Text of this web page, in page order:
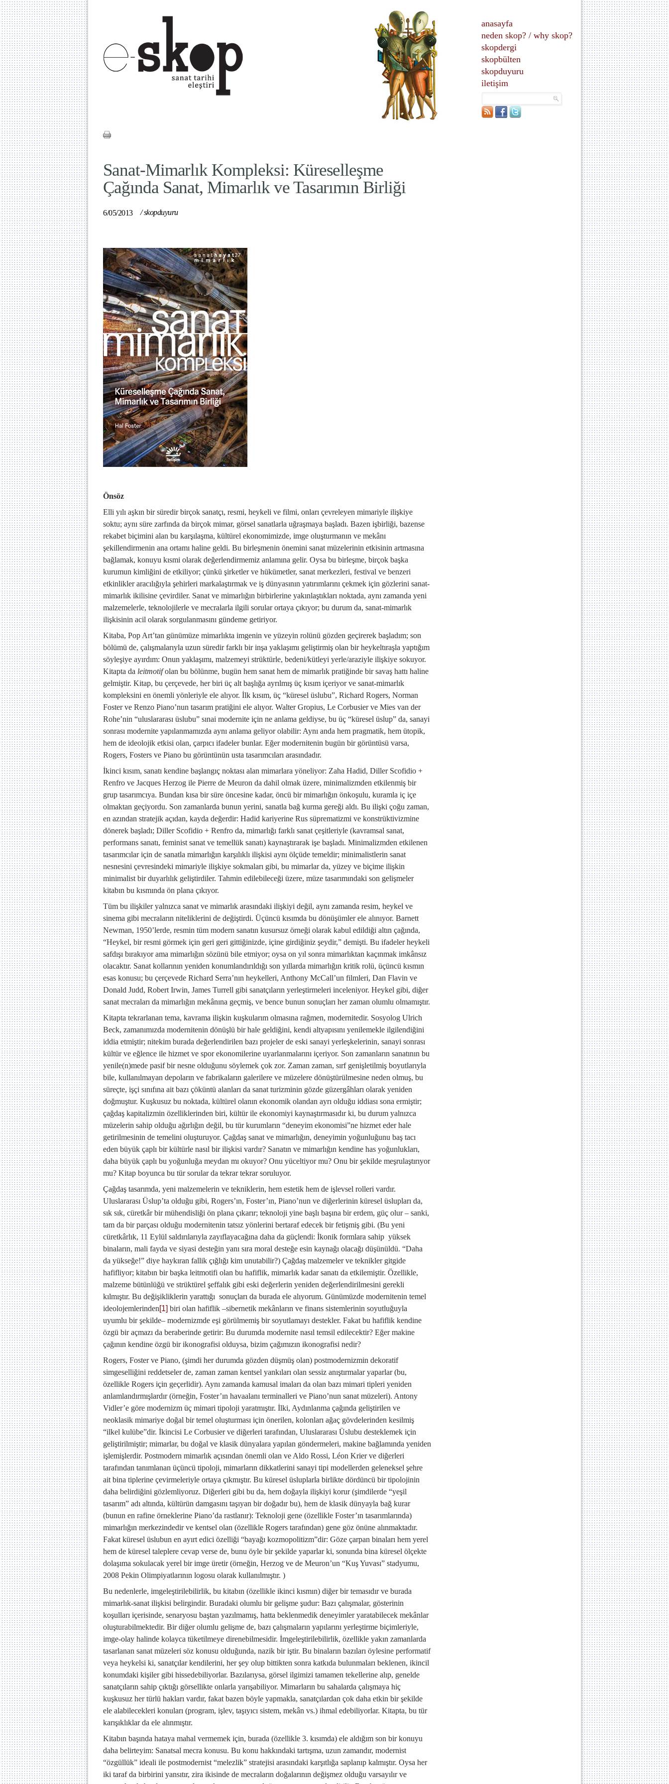
anasayfa
neden skop? / why skop?
skopdergi
skopbülten
skopduyuru
iletişim
Sanat-Mimarlık Kompleksi: Küreselleşme
Çağında Sanat, Mimarlık ve Tasarımın Birliği
6/05/2013 /skopduyuru
Önsöz
Elli yılı aşkın bir süredir birçok sanatçı, resmi, heykeli ve filmi, onları çevreleyen mimariyle ilişkiye
soktu; aynı süre zarfında da birçok mimar, görsel sanatlarla uğraşmaya başladı. Bazen işbirliği, bazense
rekabet biçimini alan bu karşılaşma, kültürel ekonomimizde, imge oluşturmanın ve mekânı
şekillendirmenin ana ortamı haline geldi. Bu birleşmenin önemini sanat müzelerinin etkisinin artmasına
bağlamak, konuyu kısmi olarak değerlendirmemiz anlamına gelir. Oysa bu birleşme, birçok başka
kurumun kimliğini de etkiliyor; çünkü şirketler ve hükümetler, sanat merkezleri, festival ve benzeri
etkinlikler aracılığıyla şehirleri markalaştırmak ve iş dünyasının yatırımlarını çekmek için gözlerini sanat-
mimarlık ikilisine çevirdiler. Sanat ve mimarlığın birbirlerine yakınlaştıkları noktada, aynı zamanda yeni
malzemelerle, teknolojilerle ve mecralarla ilgili sorular ortaya çıkıyor; bu durum da, sanat-mimarlık
ilişkisinin acil olarak sorgulanmasını gündeme getiriyor.
Kitaba, Pop Art’tan günümüze mimarlıkta imgenin ve yüzeyin rolünü gözden geçirerek başladım; son
bölümü de, çalışmalarıyla uzun süredir farklı bir inşa yaklaşımı geliştirmiş olan bir heykeltıraşla yaptığım
söyleşiye ayırdım: Onun yaklaşımı, malzemeyi strüktürle, bedeni/kütleyi yerle/araziyle ilişkiye sokuyor.
Kitapta da leitmotifolan bu bölünme, bugün hem sanat hem de mimarlık pratiğinde bir savaş hattı haline
gelmiştir. Kitap, bu çerçevede, her biri üç alt başlığa ayrılmış üç kısım içeriyor ve sanat-mimarlık
kompleksini en önemli yönleriyle ele alıyor. İlk kısım, üç “küresel üslubu”, Richard Rogers, Norman
Foster ve Renzo Piano’nun tasarım pratiğini ele alıyor. Walter Gropius, Le Corbusier ve Mies van der
Rohe’nin “uluslararası üslubu” sınai modernite için ne anlama geldiyse, bu üç “küresel üslup” da, sanayi
sonrası modernite yapılanmamızda aynı anlama geliyor olabilir: Aynı anda hem pragmatik, hem ütopik,
hem de ideolojik etkisi olan, çarpıcı ifadeler bunlar. Eğer modernitenin bugün bir görüntüsü varsa,
Rogers, Fosters ve Piano bu görüntünün usta tasarımcıları arasındadır.
İkinci kısım, sanatı kendine başlangıç noktası alan mimarlara yöneliyor: Zaha Hadid, Diller Scofidio +
Renfro ve Jacques Herzog ile Pierre de Meuron da dahil olmak üzere, minimalizmden etkilenmiş bir
grup tasarımcıya. Bundan kısa bir süre öncesine kadar, öncü bir mimarlığın önkoşulu, kuramla iç içe
olmaktan geçiyordu. Son zamanlarda bunun yerini, sanatla bağ kurma gereği aldı. Bu ilişki çoğu zaman,
en azından stratejik açıdan, kayda değerdir: Hadid kariyerine Rus süprematizmi ve konstrüktivizmine
dönerek başladı; Diller Scofidio + Renfro da, mimarlığı farklı sanat çeşitleriyle (kavramsal sanat,
performans sanatı, feminist sanat ve temellük sanatı) kaynaştırarak işe başladı. Minimalizmden etkilenen
tasarımcılar için de sanatla mimarlığın karşılıklı ilişkisi aynı ölçüde temeldir; minimalistlerin sanat
nesnesini çevresindeki mimariyle ilişkiye sokmaları gibi, bu mimarlar da, yüzey ve biçime ilişkin
minimalist bir duyarlılık geliştirdiler. Tahmin edilebileceği üzere, müze tasarımındaki son gelişmeler
kitabın bu kısmında ön plana çıkıyor.
Tüm bu ilişkiler yalnızca sanat ve mimarlık arasındaki ilişkiyi değil, aynı zamanda resim, heykel ve
sinema gibi mecraların niteliklerini de değiştirdi. Üçüncü kısımda bu dönüşümler ele alınıyor. Barnett
Newman, 1950’lerde, resmin tüm modern sanatın kusursuz örneği olarak kabul edildiği altın çağında,
“Heykel, bir resmi görmek için geri geri gittiğinizde, içine girdiğiniz şeydir,” demişti. Bu ifadeler heykeli
safdışı bırakıyor ama mimarlığın sözünü bile etmiyor; oysa on yıl sonra mimarlıktan kaçınmak imkânsız
olacaktır. Sanat kollarının yeniden konumlandırıldığı son yıllarda mimarlığın kritik rolü, üçüncü kısmın
esas konusu; bu çerçevede Richard Serra’nın heykelleri, Anthony McCall’un filmleri, Dan Flavin ve
Donald Judd, Robert Irwin, James Turrell gibi sanatçıların yerleştirmeleri inceleniyor. Heykel gibi, diğer
sanat mecraları da mimarlığın mekânına geçmiş, ve bence bunun sonuçları her zaman olumlu olmamıştır.
Kitapta tekrarlanan tema, kavrama ilişkin kuşkularım olmasına rağmen, modernitedir. Sosyolog Ulrich
Beck, zamanımızda modernitenin dönüşlü bir hale geldiğini, kendi altyapısını yenilemekle ilgilendiğini
iddia etmiştir; nitekim burada değerlendirilen bazı projeler de eski sanayi yerleşkelerinin, sanayi sonrası
kültür ve eğlence ile hizmet ve spor ekonomilerine uyarlanmalarını içeriyor. Son zamanların sanatının bu
yenile(n)mede pasif bir nesne olduğunu söylemek çok zor. Zaman zaman, sırf genişletilmiş boyutlarıyla
bile, kullanılmayan depoların ve fabrikaların galerilere ve müzelere dönüştürülmesine neden olmuş, bu
süreçte, işçi sınıfına ait bazı çöküntü alanları da sanat turizminin gözde güzergâhları olarak yeniden
doğmuştur. Kuşkusuz bu noktada, kültürel olanın ekonomik olandan ayrı olduğu iddiası sona ermiştir;
çağdaş kapitalizmin özelliklerinden biri, kültür ile ekonomiyi kaynaştırmasıdır ki, bu durum yalnızca
müzelerin sahip olduğu ağırlığın değil, bu tür kurumların “deneyim ekonomisi”ne hizmet eder hale
getirilmesinin de temelini oluşturuyor. Çağdaş sanat ve mimarlığın, deneyimin yoğunluğunu baş tacı
eden büyük çaplı bir kültürle nasıl bir ilişkisi vardır? Sanatın ve mimarlığın kendine has yoğunlukları,
daha büyük çaplı bu yoğunluğa meydan mı okuyor? Onu yüceltiyor mu? Onu bir şekilde meşrulaştırıyor
mu? Kitap boyunca bu tür sorular da tekrar tekrar soruluyor.
Çağdaş tasarımda, yeni malzemelerin ve tekniklerin, hem estetik hem de işlevsel rolleri vardır.
Uluslararası Üslup’ta olduğu gibi, Rogers’ın, Foster’ın, Piano’nun ve diğerlerinin küresel üslupları da,
sık sık, cüretkâr bir mühendisliği ön plana çıkarır; teknoloji yine başlı başına bir erdem, güç olur – sanki,
tam da bir parçası olduğu modernitenin tatsız yönlerini bertaraf edecek bir fetişmiş gibi. (Bu yeni
cüretkârlık, 11 Eylül saldırılarıyla zayıflayacağına daha da güçlendi: İkonik formlara sahip yüksek
binaların, mali fayda ve siyasi desteğin yanı sıra moral desteğe esin kaynağı olacağı düşünüldü. “Daha
da yükseğe!” diye haykıran fallik çığlığı kim unutabilir?) Çağdaş malzemeler ve teknikler gitgide
hafifliyor; kitabın bir başka leitmotifi olan bu hafiflik, mimarlık kadar sanatı da etkilemiştir. Özellikle,
malzeme bütünlüğü ve strüktürel şeffalık gibi eski değerlerin yeniden değerlendirilmesini gerekli
kılmıştır. Bu değişikliklerin yarattığı sonuçları da burada ele alıyorum. Günümüzde modernitenin temel
ideolojemlerinden[1] biri olan hafiflik –sibernetik mekânların ve finans sistemlerinin soyutluğuyla
uyumlu bir şekilde– modernizmde eşi görülmemiş bir soyutlamayı destekler. Fakat bu hafiflik kendine
özgü bir açmazı da beraberinde getirir: Bu durumda modernite nasıl temsil edilecektir? Eğer makine
çağının kendine özgü bir ikonografisi olduysa, bizim çağımızın ikonografisi nedir?
Rogers, Foster ve Piano, (şimdi her durumda gözden düşmüş olan) postmodernizmin dekoratif
simgeselliğini reddetseler de, zaman zaman kentsel yankıları olan sessiz anıştırmalar yaparlar (bu,
özellikle Rogers için geçerlidir). Aynı zamanda kamusal imaları da olan bazı mimari tipleri yeniden
anlamlandırmışlardır (örneğin, Foster’ın havaalanı terminalleri ve Piano’nun sanat müzeleri). Antony
Vidler’e göre modernizm üç mimari tipoloji yaratmıştır. İlki, Aydınlanma çağında geliştirilen ve
neoklasik mimariye doğal bir temel oluşturması için önerilen, kolonları ağaç gövdelerinden kesilmiş
“ilkel kulübe”dir. İkincisi Le Corbusier ve diğerleri tarafından, Uluslararası Üslubu desteklemek için
geliştirilmiştir; mimarlar, bu doğal ve klasik dünyalara yapılan göndermeleri, makine bağlamında yeniden
işlemişlerdir. Postmodern mimarlık açısından önemli olan ve Aldo Rossi, Léon Krier ve diğerleri
tarafından tanımlanan üçüncü tipoloji, mimarların dikkatlerini sanayi tipi modellerden geleneksel şehre
ait bina tiplerine çevirmeleriyle ortaya çıkmıştır. Bu küresel üsluplarla birlikte dördüncü bir tipolojinin
daha belirdiğini gözlemliyoruz. Diğerleri gibi bu da, hem doğayla ilişkiyi korur (şimdilerde “yeşil
tasarım” adı altında, kültürün damgasını taşıyan bir doğadır bu), hem de klasik dünyayla bağ kurar
(bunun en rafine örneklerine Piano’da rastlanır): Teknoloji gene (özellikle Foster’ın tasarımlarında)
mimarlığın merkezindedir ve kentsel olan (özellikle Rogers tarafından) gene göz önüne alınmaktadır.
Fakat küresel üslubun en ayırt edici özelliği “bayağı kozmopolitizm”dir: Göze çarpan binaları hem yerel
hem de küresel taleplere cevap verse de, bunu öyle bir şekilde yaparlar ki, sonunda bina küresel ölçekte
dolaşıma sokulacak yerel bir imge üretir (örneğin, Herzog ve de Meuron’un “Kuş Yuvası” stadyumu,
2008 Pekin Olimpiyatlarının logosu olarak kullanılmıştır. )
Bu nedenlerle, imgeleştirilebilirlik, bu kitabın (özellikle ikinci kısmın) diğer bir temasıdır ve burada
mimarlık-sanat ilişkisi belirgindir. Buradaki olumlu bir gelişme şudur: Bazı çalışmalar, gösterinin
koşulları içerisinde, senaryosu baştan yazılmamış, hatta beklenmedik deneyimler yaratabilecek mekânlar
oluşturabilmektedir. Bir diğer olumlu gelişme de, bazı çalışmaların yapılarını yerleştirme biçimleriyle,
imge-olay halinde kolayca tüketilmeye direnebilmesidir. İmgeleştirilebilirlik, özellikle yakın zamanlarda
tasarlanan sanat müzeleri söz konusu olduğunda, nazik bir iştir. Bu binaların bazıları öylesine performatif
veya heykelsi ki, sanatçılar kendilerini, her şey olup bittikten sonra katkıda bulunmaları beklenen, ikincil
konumdaki kişiler gibi hissedebiliyorlar. Bazılarıysa, görsel ilgimizi tamamen tekellerine alıp, genelde
sanatçıların sahip çıktığı görsellikte onlarla yarışabiliyor. Mimarların bu sahalarda çalışmaya hiç
kuşkusuz her türlü hakları vardır, fakat bazen böyle yapmakla, sanatçılardan çok daha etkin bir şekilde
ele alabilecekleri konuları (program, işlev, taşıyıcı sistem, mekân vs.) ihmal edebiliyorlar. Kitapta, bu tür
karışıklıklar da ele alınmıştır.
Kitabın başında hataya mahal vermemek için, burada (özellikle 3. kısımda) ele aldığım son bir konuyu
daha belirteyim: Sanatsal mecra konusu. Bu konu hakkındaki tartışma, uzun zamandır, modernist
“özgüllük” ideali ile postmodernist “melezlik” stratejisi arasındaki karşıtlığa saplanıp kalmıştır. Oysa her
iki taraf da birbirini yansıtır, zira ikisinde de mecraların doğalarının değişmez olduğu varsayılır ve